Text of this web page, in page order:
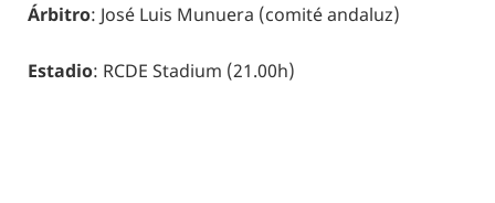
Árbitro: José Luis Munuera (comité andaluz)
Estadio: RCDE Stadium (21.00h)